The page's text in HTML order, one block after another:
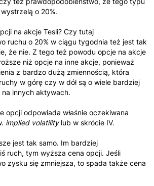
o 20%.
na akcje Tesli? Czy tutaj
ruchu o 20% w ciągu tygodnia też jest tak
że nie. Z tego też powodu opcje na akcje
niż opcje na inne akcje, ponieważ
z bardzo dużą zmiennością, która
w górę czy w dół są o wiele bardziej
innych aktywach.
opcji odpowiada właśnie oczekiwana
implied volatilitylub w skrócie IV.
jest tak samo. Im bardziej
ruch, tym wyższa cena opcji. Jeśli
zysku się zmniejsza, to spada także cena